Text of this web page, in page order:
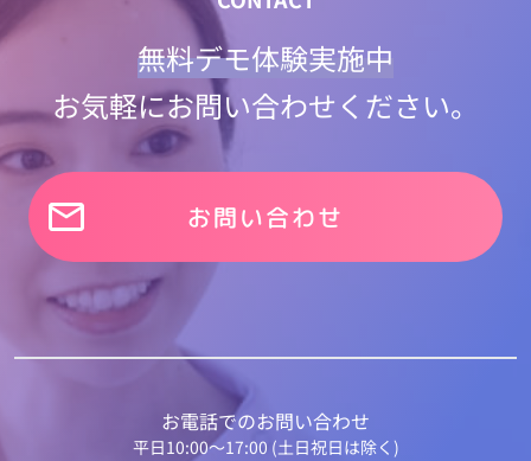
無料デモ体験実施中
お気軽にお問い合わせください。
お問い合わせ
お電話でのお問い合わせ
平日10:00〜17:00 (土日祝日は除く)